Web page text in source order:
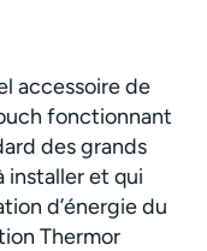
accessoire de
fonctionnant
des grands
installer et qui
d’énergie du
Thermor